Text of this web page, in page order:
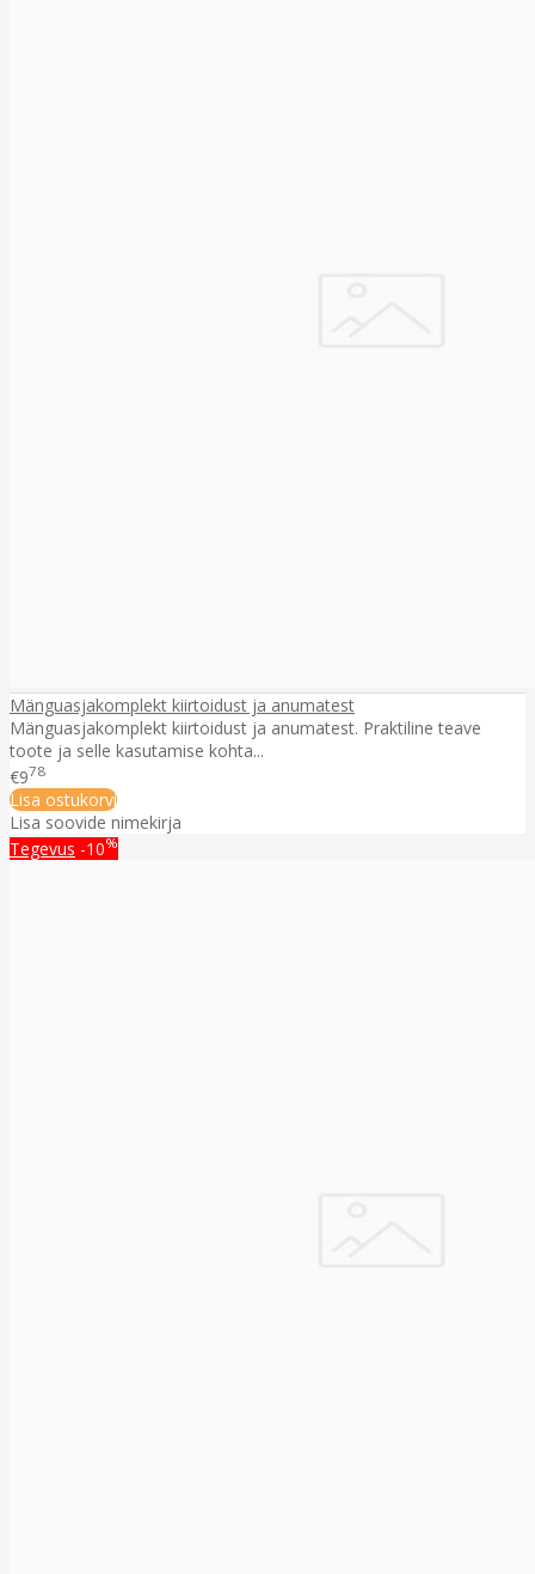
Mänguasjakomplekt kiirtoidust ja anumatest
Mänguasjakomplekt kiirtoidust ja anumatest. Praktiline teave
toote ja selle kasutamise kohta...
€978
Lisa ostukorvi
Lisa soovide nimekirja
Tegevus -10%